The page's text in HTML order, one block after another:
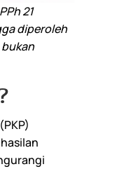
21
diperoleh